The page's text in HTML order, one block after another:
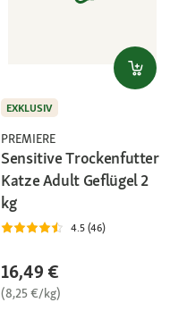
EXKLUSIV
PREMIERE
Sensitive Trockenfutter
Katze Adult Geflügel 2
kg
4.5 (46)
16,49 €
(8,25 €/kg)